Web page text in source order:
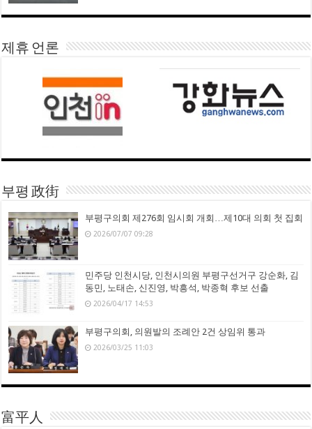
제휴 언론
부평 政街
부평구의회 제276회 임시회 개회…제10대 의회 첫 집회
2026/07/07 09:28
민주당 인천시당, 인천시의원 부평구선거구 강순화, 김
동민, 노태손, 신진영, 박흥석, 박종혁 후보 선출
2026/04/17 14:53
부평구의회, 의원발의 조례안 2건 상임위 통과
2026/03/25 11:03
富平人